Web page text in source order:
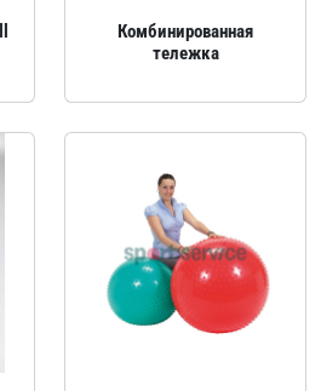
Комбинированная
тележка